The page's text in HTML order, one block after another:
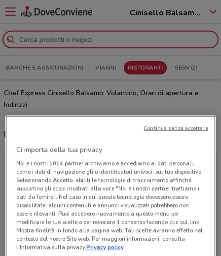
Cinisello Balsamo - 20092
BANCHE E ASSICURAZIONI VIAGGI RISTORANTI SERVIZI
Chef Express Cinisello Balsamo: Volantino, Orari di apertura e
Indirizzi
Ultime offerte del volantino Chef Express
Ci importa della tua privacy
Noi e i nostri 1014partner archiviamo e accediamo ai dati personali,
come i dati di navigazione gli o identificatori univoci, sul tuo dispositivo.
Selezionando Accetto, abiliti le tecnologie di tracciamento affinché
supportino gli scopi mostrati alla voce "Noi e i nostri partner trattiamo i
dati da fornire". Nel caso in cui queste tecnologie dovessero essere
disabilitate, alcuni contenuti e annunci visualizzati potrebbero non
essere rilevanti. Puoi accedere nuovamente a questo menu per
modificare le tue scelte o per revocare il consenso facendo clic sul link
Mostra finalità in fondo alla pagina web. Tali scelte avranno effetto nel
contesto del nostro Sito web. Per maggiori informazioni, consulta
l'Informativa sulla privacy.Privacy policy
Continua senza accettare